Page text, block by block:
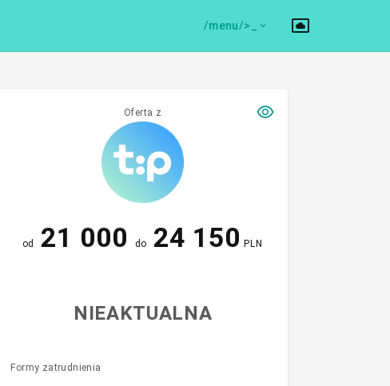
/menu/>
Oferta z
od 21 000 do 24 150 PLN
NIEAKTUALNA
Formy zatrudnienia